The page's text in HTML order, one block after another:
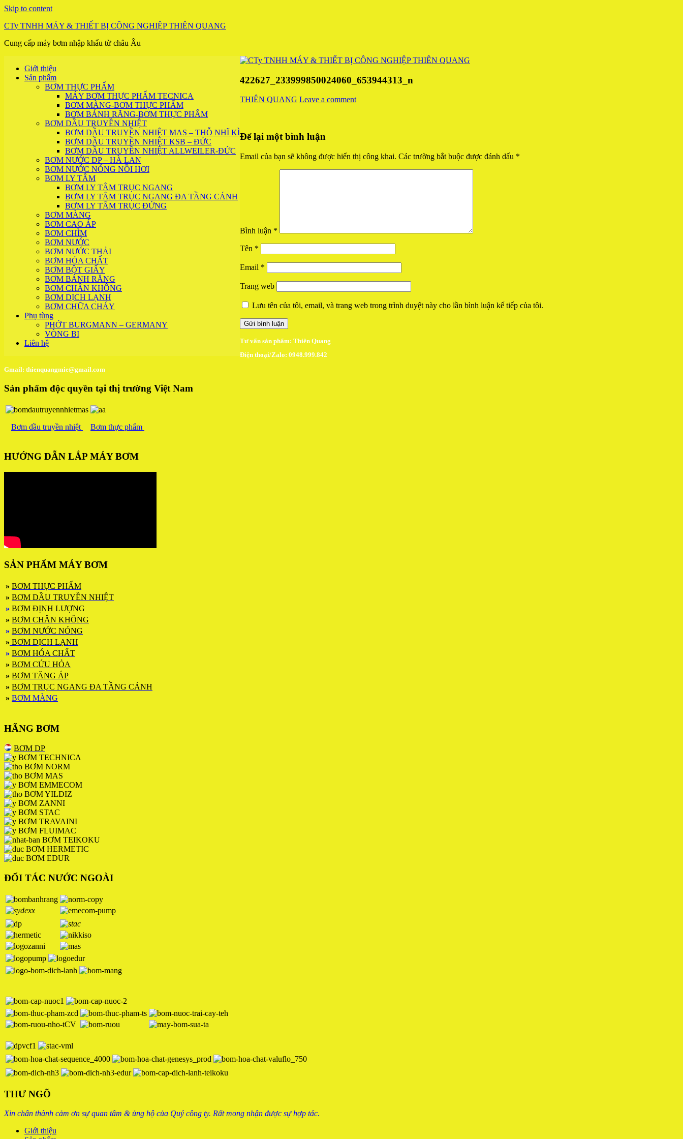
Skip to content
CTy TNHH MÁY & THIẾT BỊ CÔNG NGHIỆP THIÊN QUANG
Cung cấp máy bơm nhập khẩu từ châu Âu
Giới thiệu
Sản phẩm
BƠM THỰC PHẨM
MÁY BƠM THỰC PHẨM TECNICA
BƠM MÀNG-BƠM THỰC PHẨM
BƠM BÁNH RĂNG-BƠM THỰC PHẨM
BƠM DẦU TRUYỀN NHIỆT
BƠM DẦU TRUYỀN NHIỆT MAS – THỖ NHĨ KÌ
BƠM DẦU TRUYỀN NHIỆT KSB – ĐỨC
BƠM DẦU TRUYỀN NHIỆT ALLWEILER-ĐỨC
BƠM NƯỚC DP – HÀ LAN
BƠM NƯỚC NÓNG NỒI HƠI
BƠM LY TÂM
BƠM LY TÂM TRỤC NGANG
BƠM LY TÂM TRỤC NGANG ĐA TẦNG CÁNH
BƠM LY TÂM TRỤC ĐỨNG
BƠM MÀNG
BƠM CAO ÁP
BƠM CHÌM
BƠM NƯỚC
BƠM NƯỚC THẢI
BƠM HÓA CHẤT
BƠM BỘT GIẤY
BƠM BÁNH RĂNG
BƠM CHÂN KHÔNG
BƠM DỊCH LẠNH
BƠM CHỮA CHÁY
Phụ tùng
PHỚT BURGMANN – GERMANY
VÒNG BI
Liên hệ
422627_233999850024060_653944313_n
THIÊN QUANG Leave a comment
Để lại một bình luận
Email của bạn sẽ không được hiển thị công khai. Các trường bắt buộc được đánh dấu *
Bình luận *
Tên *
Email *
Trang web
Lưu tên của tôi, email, và trang web trong trình duyệt này cho lần bình luận kế tiếp của tôi.
Tư vấn sản phẩm: Thiên Quang
Điện thoại/Zalo: 0948.999.842
Gmail: thienquangmie@gmail.com
Sản phẩm độc quyền tại thị trường Việt Nam
Bơm dầu truyền nhiệt Bơm thực phẩm
HƯỚNG DẪN LẮP MÁY BƠM
SẢN PHẨM MÁY BƠM
» BƠM THỰC PHẨM
» BƠM DẦU TRUYỀN NHIỆT
» BƠM ĐỊNH LƯỢNG
» BƠM CHÂN KHÔNG
» BƠM NƯỚC NÓNG
» BƠM DỊCH LẠNH
» BƠM HÓA CHẤT
» BƠM CỨU HỎA
» BƠM TĂNG ÁP
» BƠM TRỤC NGANG ĐA TẦNG CÁNH
» BƠM MÀNG
HÃNG BƠM
BƠM DP
BƠM TECHNICA
BƠM NORM
BƠM MAS
BƠM EMMECOM
BƠM YILDIZ
BƠM ZANNI
BƠM STAC
BƠM TRAVAINI
BƠM FLUIMAC
BƠM TEIKOKU
BƠM HERMETIC
BƠM EDUR
ĐỐI TÁC NƯỚC NGOÀI
THƯ NGÕ
Xin chân thành cảm ơn sự quan tâm & ủng hộ của Quý công ty. Rất mong nhận được sự hợp tác.
Giới thiệu